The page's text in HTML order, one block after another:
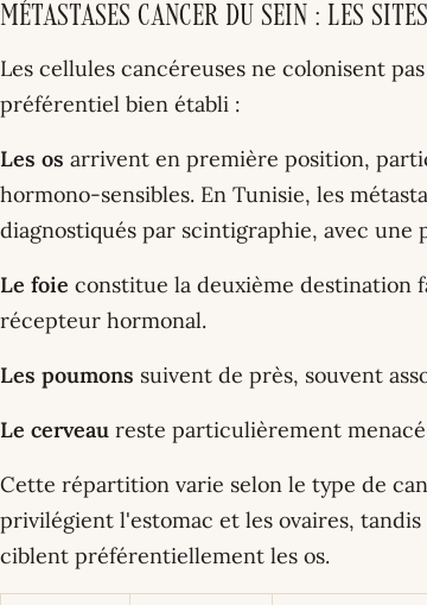
Métastases cancer du sein : les
Les cellules cancéreuses ne colonisent
préférentiel bien établi :
Les os arrivent en première position,
hormono-sensibles. En Tunisie, les
diagnostiqués par scintigraphie, avec
Le foie constitue la deuxième destination
récepteur hormonal.
Les poumons suivent de près, souvent
Le cerveau reste particulièrement
Cette répartition varie selon le type de
privilégient l'estomac et les ovaires,
ciblent préférentiellement les os.